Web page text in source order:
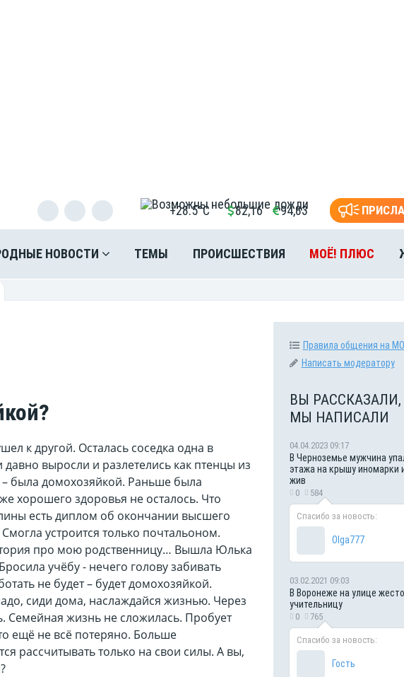
+28.5°C 82,16 94,83
НОВОСТИ ТЕМЫ ПРОИСШЕСТВИЯ МОЁ! ПЛЮС
к другой. Осталась соседка одна в
выросли и разлетелись как птенцы из
была домохозяйкой. Раньше была
хорошего здоровья не осталось. Что
есть диплом об окончании высшего
устроится только почтальоном.
про мою родственницу… Вышла Юлька
учёбу - нечего голову забивать
не будет – будет домохозяйкой.
сиди дома, наслаждайся жизнью. Через
Семейная жизнь не сложилась. Пробует
ещё не всё потеряно. Больше
рассчитывать только на свои силы. А вы,
Правила общения на
Написать модератору
ВЫ РАССКАЗАЛИ,
МЫ НАПИСАЛИ
04.04.2023 09:17
В Черноземье мужчина
этажа на крышу иномарки
жив
0 584
Спасибо за новость:
Olga777
03.02.2021 09:03
В Воронеже на улице
учительницу
0 765
Спасибо за новость:
Гость